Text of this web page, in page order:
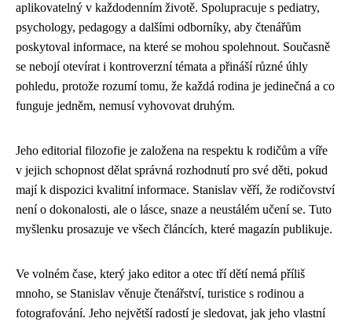
aplikovatelný v každodenním životě. Spolupracuje s pediatry,
psychology, pedagogy a dalšími odborníky, aby čtenářům
poskytoval informace, na které se mohou spolehnout. Současně
se nebojí otevírat i kontroverzní témata a přináší různé úhly
pohledu, protože rozumí tomu, že každá rodina je jedinečná a co
funguje jedněm, nemusí vyhovovat druhým.
Jeho editorial filozofie je založena na respektu k rodičům a víře
v jejich schopnost dělat správná rozhodnutí pro své děti, pokud
mají k dispozici kvalitní informace. Stanislav věří, že rodičovství
není o dokonalosti, ale o lásce, snaze a neustálém učení se. Tuto
myšlenku prosazuje ve všech článcích, které magazín publikuje.
Ve volném čase, který jako editor a otec tří dětí nemá příliš
mnoho, se Stanislav věnuje čtenářství, turistice s rodinou a
fotografování. Jeho největší radostí je sledovat, jak jeho vlastní